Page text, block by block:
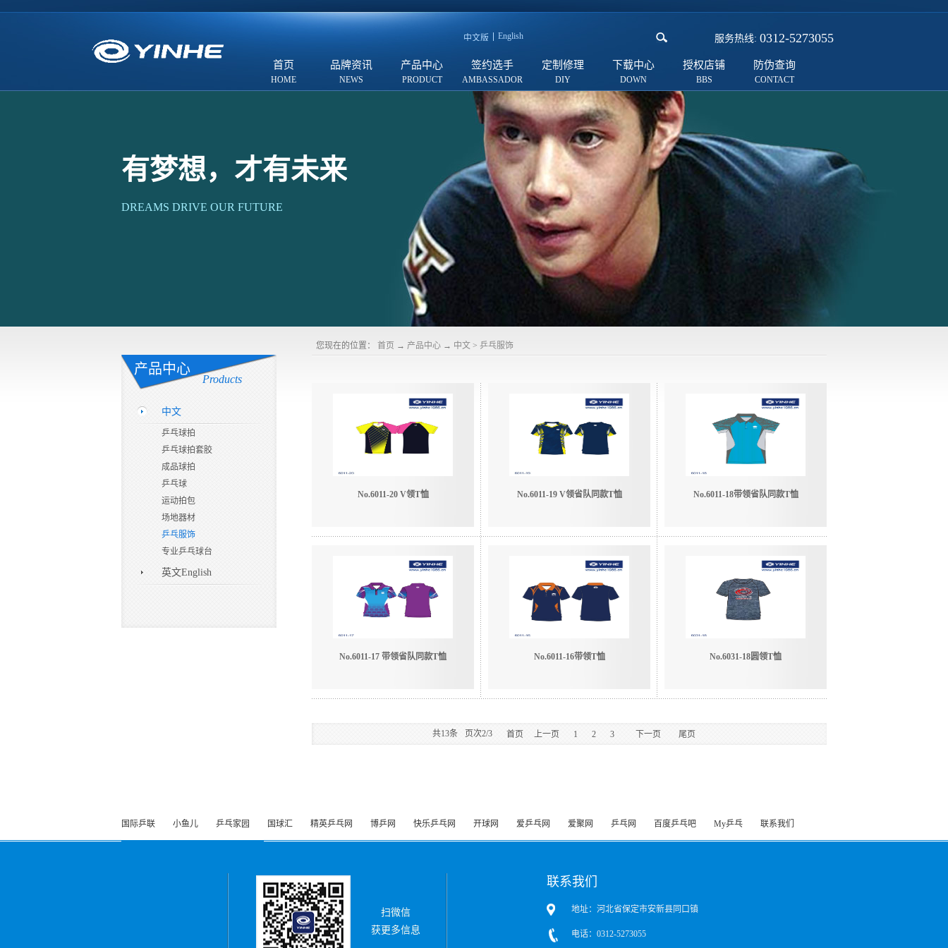
中文版 English 服务热线: 0312-5273055
首页 品牌资讯 产品中心 签约选手 定制修理 下载中心 授权店铺 防伪查询
有梦想，才有未来
DREAMS DRIVE OUR FUTURE
产品中心
Products
中文
乒乓球拍
乒乓球拍套胶
成品球拍
乒乓球
运动拍包
场地器材
乒乓服饰
专业乒乓球台
英文English
您现在的位置： 首页 → 产品中心 → 中文 > 乒乓服饰
No.6011-20 V领T恤 No.6011-19 V领省队同款T恤 No.6011-18带领省队同款T恤
No.6011-17 带领省队同款T恤 No.6011-16带领T恤 No.6031-18圆领T恤
共13条 页次2/3 首页 上一页 1 2 3 下一页 尾页
国际乒联 小鱼儿 乒乓家园 国球汇 精英乒乓网 博乒网 快乐乒乓网 开球网 爱乒乓网 爱聚网 乒乓网 百度乒乓吧 My乒乓 联系我们
扫微信
获更多信息
联系我们
地址：河北省保定市安新县同口镇
电话：0312-5273055